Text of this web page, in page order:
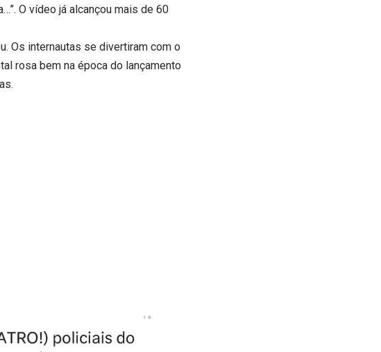
O vídeo já alcançou mais de 60
Os internautas se divertiram com o
rosa bem na época do lançamento